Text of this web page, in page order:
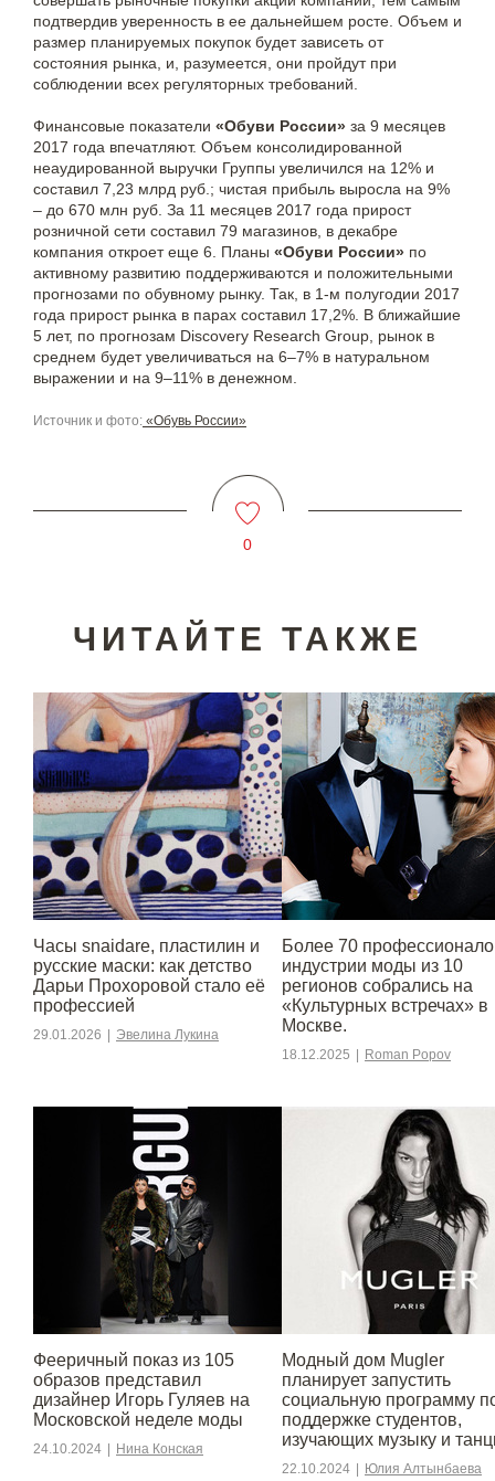
подтвердив уверенность в ее дальнейшем росте. Объем и
размер планируемых покупок будет зависеть от
состояния рынка, и, разумеется, они пройдут при
соблюдении всех регуляторных требований.
Финансовые показатели «Обуви России» за 9 месяцев
2017 года впечатляют. Объем консолидированной
неаудированной выручки Группы увеличился на 12% и
составил 7,23 млрд руб.; чистая прибыль выросла на 9%
– до 670 млн руб. За 11 месяцев 2017 года прирост
розничной сети составил 79 магазинов, в декабре
компания откроет еще 6. Планы «Обуви России» по
активному развитию поддерживаются и положительными
прогнозами по обувному рынку. Так, в 1-м полугодии 2017
года прирост рынка в парах составил 17,2%. В ближайшие
5 лет, по прогнозам Discovery Research Group, рынок в
среднем будет увеличиваться на 6–7% в натуральном
выражении и на 9–11% в денежном.
Источник и фото: «Обувь России»
0
ЧИТАЙТЕ ТАКЖЕ
Часы snaidare, пластилин и
русские маски: как детство
Дарьи Прохоровой стало её
профессией
29.01.2026 | Эвелина Лукина
Более 70
индустрии моды из 10
регионов собрались на
«Культурных встречах» в
Москве.
18.12.2025 | Roman Popov
Фееричный показ из 105
образов представил
дизайнер Игорь Гуляев на
Московской неделе моды
24.10.2024 | Нина Конская
Модный дом Mugler
планирует запустить
социальную программу
поддержке студентов,
изучающих музыку и
22.10.2024 | Юлия Алтынбаева